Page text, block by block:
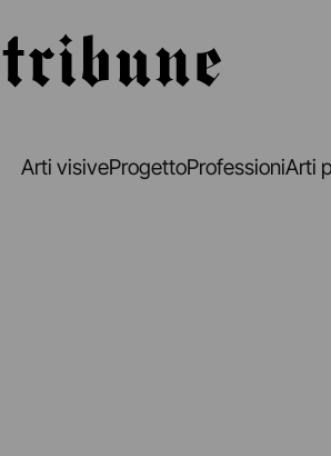
Arti visiveProgettoProfessioniArti